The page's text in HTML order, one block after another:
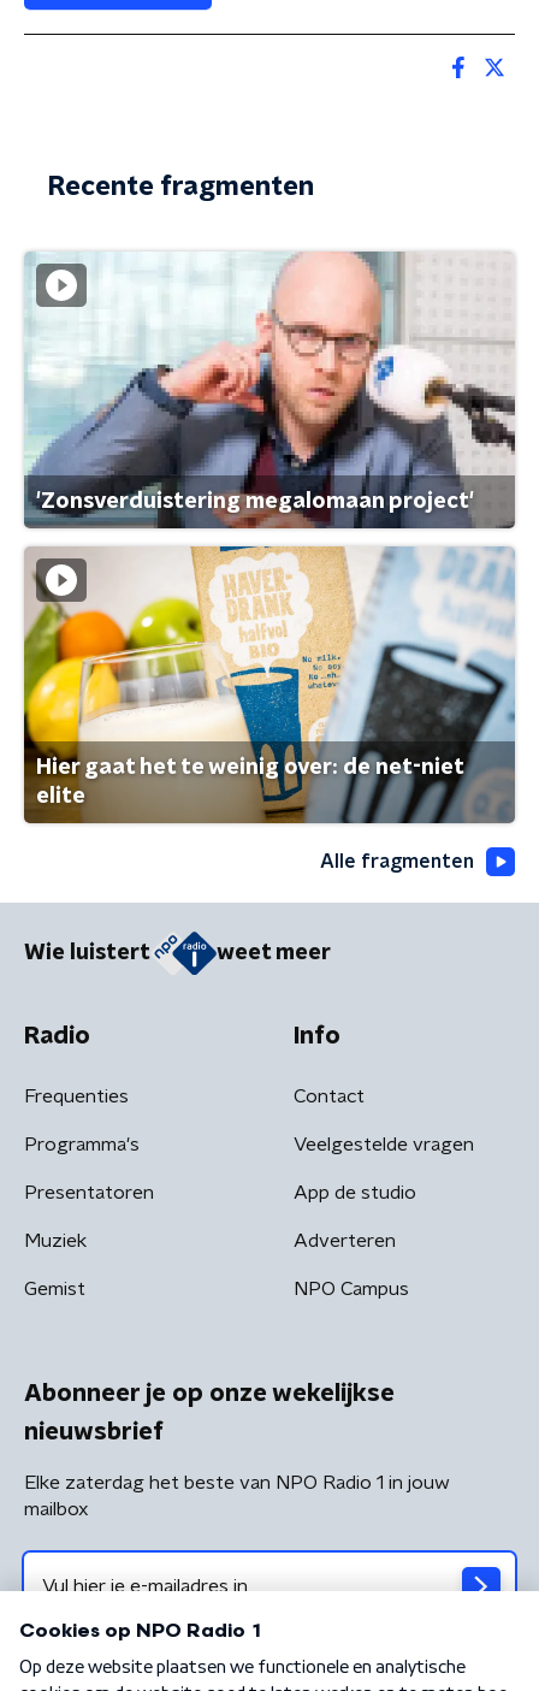
Recente fragmenten
'Zonsverduistering megalomaan project'
Hier gaat het te weinig over: de net-niet
elite
Alle fragmenten
Wie luistert weet meer
Radio
Frequenties
Programma's
Presentatoren
Muziek
Gemist
Info
Contact
Veelgestelde vragen
App de studio
Adverteren
NPO Campus
Abonneer je op onze wekelijkse
nieuwsbrief
Elke zaterdag het beste van NPO Radio 1 in jouw
mailbox